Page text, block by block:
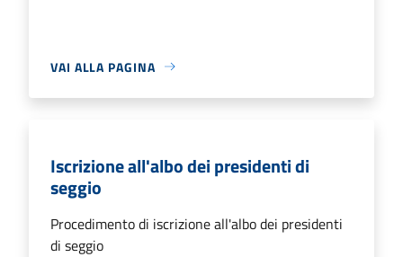
VAI ALLA PAGINA
Iscrizione all'albo dei presidenti di
seggio
Procedimento di iscrizione all'albo dei presidenti
di seggio